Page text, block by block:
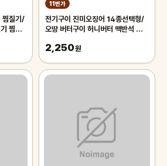
찜질기/
찜질
11번가
전기구이 진미오징어 14종선택형/
오땅 버터구이 허니버터 맥반석 말랑
2,250원